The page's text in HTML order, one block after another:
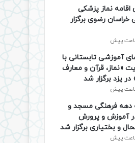
اقامه نماز پزشکی
خراسان رضوی برگزار
آموزشی تابستانی با
«نماز، قرآن و معارف
در یزد برگزار شد
دهه فرهنگی مسجد و
آموزش و پرورش
و بختیاری برگزار شد